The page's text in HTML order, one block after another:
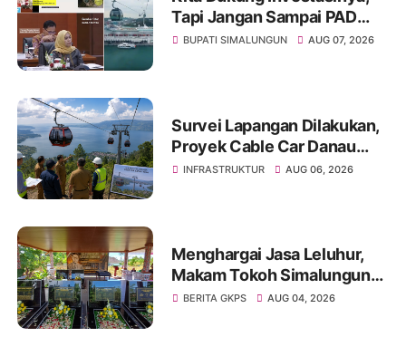
Tapi Jangan Sampai PAD
Simalungun yang Jadi
BUPATI SIMALUNGUN AUG 07, 2026
Survei Lapangan Dilakukan,
Proyek Cable Car Danau
Toba Masih Terkendala
INFRASTRUKTUR AUG 06, 2026
Menghargai Jasa Leluhur,
Makam Tokoh Simalungun
dr. Djasamen Saragih Resmi
BERITA GKPS AUG 04, 2026